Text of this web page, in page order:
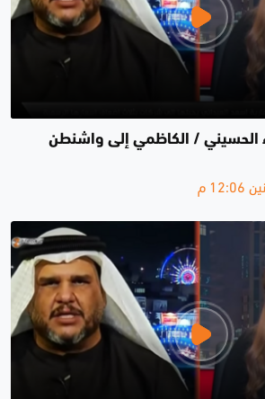
الحسيني / الكاظمي إلى واشنطن